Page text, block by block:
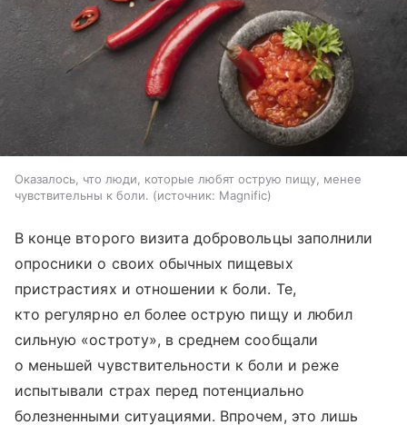
Оказалось, что люди, которые любят острую пищу, менее
чувствительны к боли.
источник: Magnific
В конце второго визита добровольцы заполнили
опросники о своих обычных пищевых
пристрастиях и отношении к боли. Те,
кто регулярно ел более острую пищу и любил
сильную «остроту», в среднем сообщали
о меньшей чувствительности к боли и реже
испытывали страх перед потенциально
болезненными ситуациями. Впрочем, это лишь